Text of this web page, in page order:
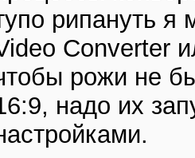
рипануть я
Converter
рожи не
надо их